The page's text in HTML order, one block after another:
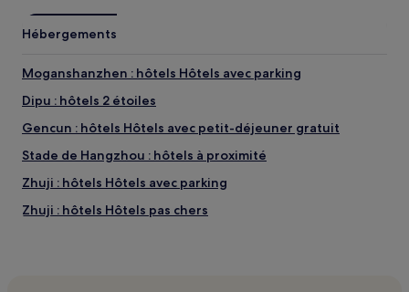
Hébergements
Moganshanzhen : hôtels Hôtels avec parking
Dipu : hôtels 2 étoiles
Gencun : hôtels Hôtels avec petit-déjeuner gratuit
Stade de Hangzhou : hôtels à proximité
Zhuji : hôtels Hôtels avec parking
Zhuji : hôtels Hôtels pas chers